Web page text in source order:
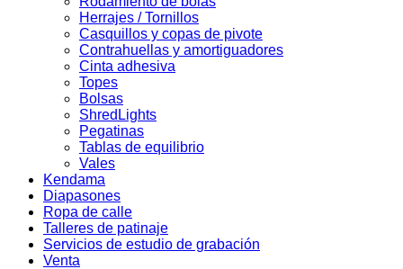
Herrajes / Tornillos
Casquillos y copas de pivote
Contrahuellas y amortiguadores
Cinta adhesiva
Topes
Bolsas
ShredLights
Pegatinas
Tablas de equilibrio
Vales
Kendama
Diapasones
Ropa de calle
Talleres de patinaje
Servicios de estudio de grabación
Venta